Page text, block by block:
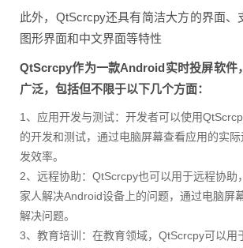
此外，QtScrcpy还具有简洁大方的界面、
图形界面和中文界面等特性
QtScrcpy作为一款Android实时投屏软件
广泛，包括但不限于以下几个方面：
1、应用开发与测试：开发者可以使用
的开发和测试，通过电脑屏幕查看应用的实
发效率。
2、远程协助：QtScrcpy也可以用于远程协助
家人解决Android设备上的问题，通过电脑屏
解决问题。
3、教育培训：在教育领域，QtScrcpy可以用